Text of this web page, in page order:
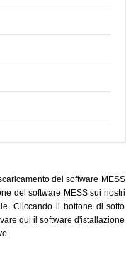
del software MESS
del software MESS sui nostri
Cliccando il bottone di sotto
qui il software d'istallazione